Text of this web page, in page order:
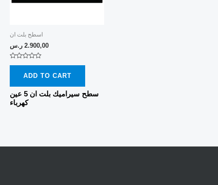
اسطح بلت ان
2.900,00 ر.س
Rated
5
ADD TO CART
سطح سيراميك بلت ان 5 عين
كهرباء